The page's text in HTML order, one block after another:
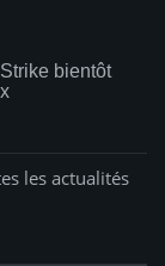
bientôt
les actualités